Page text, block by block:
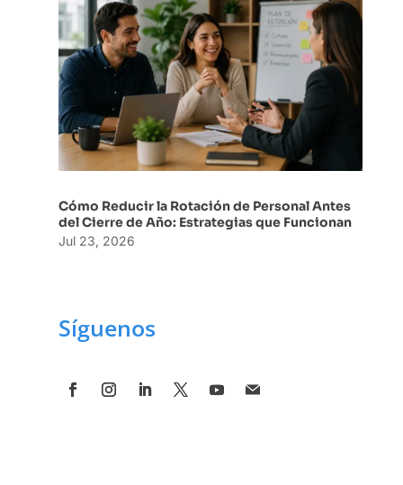
Cómo Reducir la Rotación de Personal Antes
del Cierre de Año: Estrategias que Funcionan
Jul 23, 2026
Síguenos